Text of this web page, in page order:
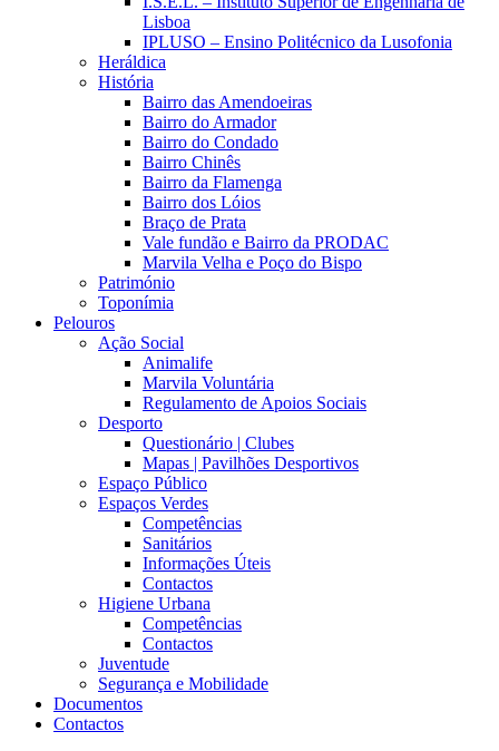
Lisboa
IPLUSO – Ensino Politécnico da Lusofonia
Heráldica
História
Bairro das Amendoeiras
Bairro do Armador
Bairro do Condado
Bairro Chinês
Bairro da Flamenga
Bairro dos Lóios
Braço de Prata
Vale fundão e Bairro da PRODAC
Marvila Velha e Poço do Bispo
Património
Toponímia
Pelouros
Ação Social
Animalife
Marvila Voluntária
Regulamento de Apoios Sociais
Desporto
Questionário | Clubes
Mapas | Pavilhões Desportivos
Espaço Público
Espaços Verdes
Competências
Sanitários
Informações Úteis
Contactos
Higiene Urbana
Competências
Contactos
Juventude
Segurança e Mobilidade
Documentos
Contactos